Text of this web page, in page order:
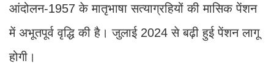
आंदोलन-1957 के मातृभाषा सत्याग्रहियों की मासिक पेंशन
में अभूतपूर्व वृद्धि की है। जुलाई 2024 से बढ़ी हुई पेंशन लागू
होगी।